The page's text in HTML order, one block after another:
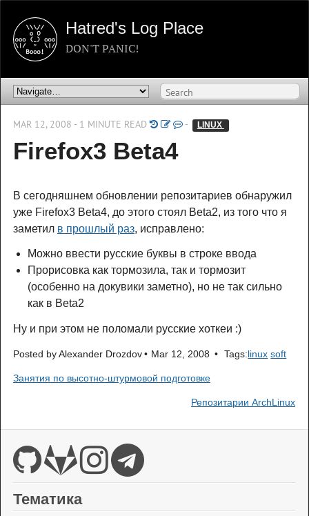
Hatred's Log Place
DON'T PANIC!
MAR 12, 2008 - 1 MINUTE READ - LINUX
Firefox3 Beta4
В сегодняшнем обновлении репозитариев обнаружил
уже Firefox3 Beta4, до этого стоял Beta2, из того что я
заметил в прошлый раз, исправлено:
Можно ввести русские буквы в строке ввода
Прорисовка как тормозила, так и тормозит
(особенно на докувики заметно), но не так сильно
как в Beta2
Ну и при этом не поломали русские хоткеи :)
Posted by Alexander Drozdov Mar 12, 2008 Tags: linux soft
Занятия по высотно-штурмовой подготовке
Репозитарии ArchLinux
Тематика